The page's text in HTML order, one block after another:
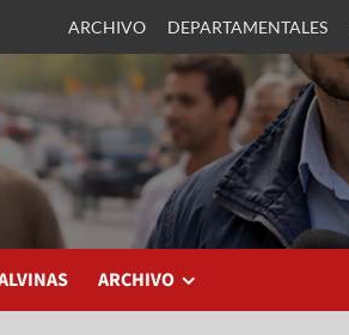
ARCHIVO DEPARTAMENTALES
ARCHIVO